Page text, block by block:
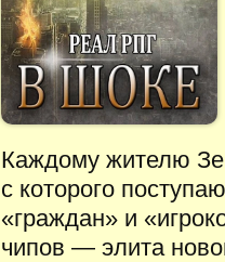
Каждому жителю
с которого
«граждан» и
чипов — элита